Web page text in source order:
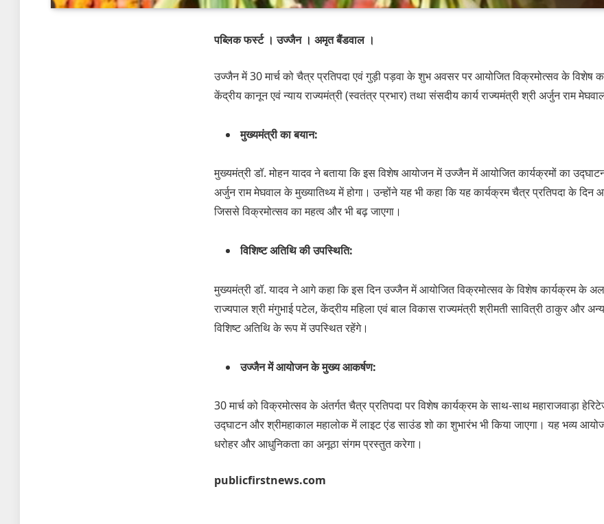
पब्लिक फर्स्ट । उज्जैन । अमृत बैंडवाल ।
उज्जैन में 30 मार्च को चैत्र प्रतिपदा एवं गुड़ी पड़वा के शुभ अवसर पर आयोजित विक्रमोत्सव के विशेष
केंद्रीय कानून एवं न्याय राज्यमंत्री (स्वतंत्र प्रभार) तथा संसदीय कार्य राज्यमंत्री श्री अर्जुन राम
मुख्यमंत्री का बयान:
मुख्यमंत्री डॉ. मोहन यादव ने बताया कि इस विशेष आयोजन में उज्जैन में आयोजित कार्यक्रमों का
अर्जुन राम मेघवाल के मुख्यातिथ्य में होगा। उन्होंने यह भी कहा कि यह कार्यक्रम चैत्र प्रतिपदा के दिन
जिससे विक्रमोत्सव का महत्व और भी बढ़ जाएगा।
विशिष्ट अतिथि की उपस्थिति:
मुख्यमंत्री डॉ. यादव ने आगे कहा कि इस दिन उज्जैन में आयोजित विक्रमोत्सव के विशेष कार्यक्रम के
राज्यपाल श्री मंगुभाई पटेल, केंद्रीय महिला एवं बाल विकास राज्यमंत्री श्रीमती सावित्री ठाकुर और
विशिष्ट अतिथि के रूप में उपस्थित रहेंगे।
उज्जैन में आयोजन के मुख्य आकर्षण:
30 मार्च को विक्रमोत्सव के अंतर्गत चैत्र प्रतिपदा पर विशेष कार्यक्रम के साथ-साथ महाराजवाड़ा
उद्घाटन और श्रीमहाकाल महालोक में लाइट एंड साउंड शो का शुभारंभ भी किया जाएगा। यह भव्य
धरोहर और आधुनिकता का अनूठा संगम प्रस्तुत करेगा।
publicfirstnews.com